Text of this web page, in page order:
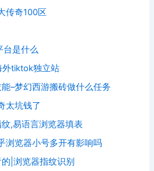
传奇100区
台是什么
外tiktok独立站
–梦幻西游搬砖做什么任务
太坑钱了
,易语言浏览器填表
浏览器小号多开有影响吗
|浏览器指纹识别